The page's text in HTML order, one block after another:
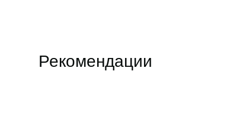
Рекомендации